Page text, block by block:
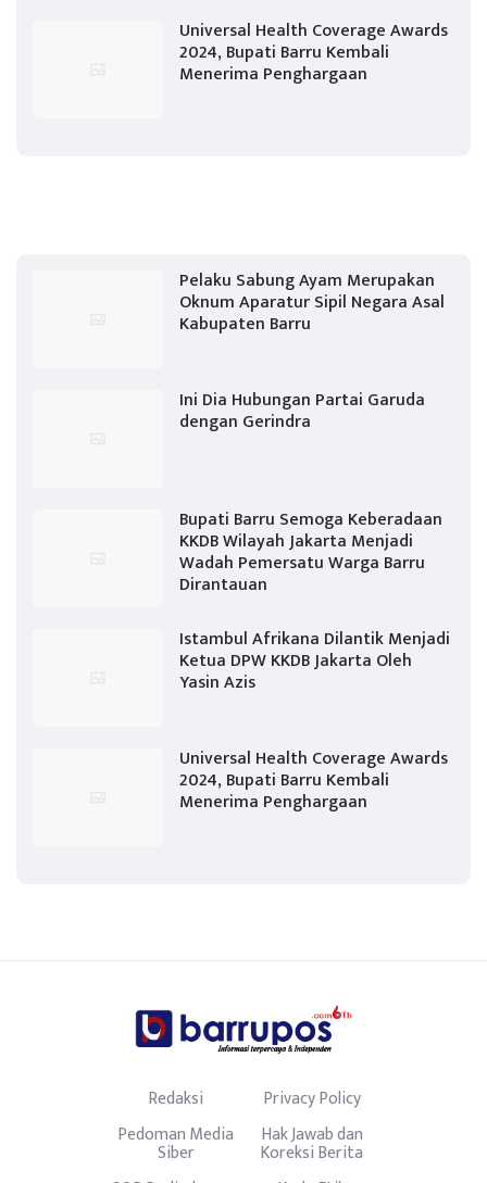
Universal Health Coverage Awards
2024, Bupati Barru Kembali
Menerima Penghargaan
Pelaku Sabung Ayam Merupakan
Oknum Aparatur Sipil Negara Asal
Kabupaten Barru
Ini Dia Hubungan Partai Garuda
dengan Gerindra
Bupati Barru Semoga Keberadaan
KKDB Wilayah Jakarta Menjadi
Wadah Pemersatu Warga Barru
Dirantauan
Istambul Afrikana Dilantik Menjadi
Ketua DPW KKDB Jakarta Oleh
Yasin Azis
Universal Health Coverage Awards
2024, Bupati Barru Kembali
Menerima Penghargaan
Redaksi
Privacy Policy
Pedoman Media
Siber
Hak Jawab dan
Koreksi Berita